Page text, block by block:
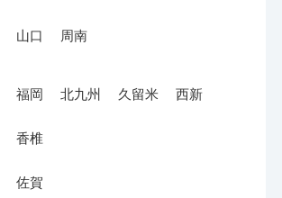
山口 周南
福岡 北九州 久留米 西新
香椎
佐賀